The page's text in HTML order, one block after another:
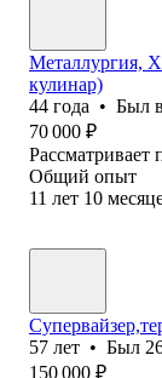
Металлургия,
кулинар)
44 года • Был
70 000 ₽
Рассматривает
Общий опыт
11 лет 10
57 лет • Был
150 000 ₽